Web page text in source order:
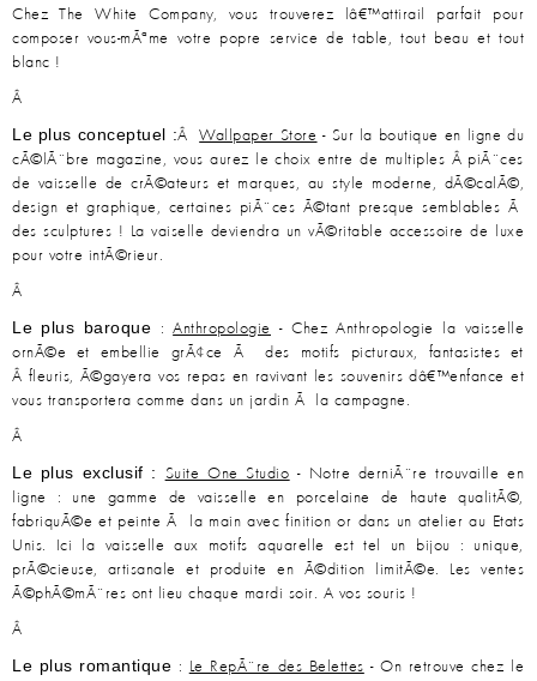
Chez The White Company, vous trouverez lâ€™attirail parfait pour
composer vous-mÃªme votre popre service de table, tout beau et tout
blanc !
Â
Le plus conceptuel :ÂWallpaper Store - Sur la boutique en ligne du
cÃ©lÃ¨bre magazine, vous aurez le choix entre de multiples Â piÃ¨ces
de vaisselle de crÃ©ateurs et marques, au style moderne, dÃ©calÃ©,
design et graphique, certaines piÃ¨ces Ã©tant presque semblables Ã
des sculptures ! La vaiselle deviendra un vÃ©ritable accessoire de luxe
pour votre intÃ©rieur.
Â
Le plus baroque :Anthropologie
- Chez Anthropologie la vaisselle
ornÃ©e et embellie grÃ¢ce Ã des motifs picturaux, fantasistes et
Â fleuris, Ã©gayera vos repas en ravivant les souvenirs dâ€™enfance et
vous transportera comme dans un jardin Ã la campagne.
Â
Le plus exclusif : Suite One Studio - Notre derniÃ¨re trouvaille en
ligne : une gamme de vaisselle en porcelaine de haute qualitÃ©,
fabriquÃ©e et peinte Ã la main avec finition or dans un atelier au Etats
Unis. Ici la vaisselle aux motifs aquarelle est tel un bijou : unique,
prÃ©cieuse, artisanale et produite en Ã©dition limitÃ©e. Les ventes
Ã©phÃ©mÃ¨res ont lieu chaque mardi soir. A vos souris !
Â
Le plus romantique : Le RepÃ¨re des Belettes - On retrouve chez le